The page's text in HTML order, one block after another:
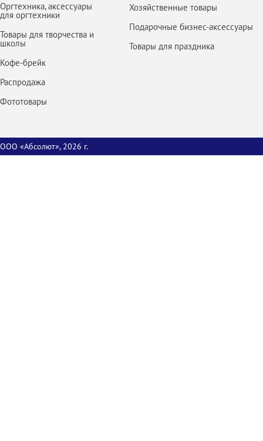
Оргтехника, аксессуары
для оргтехники
Товары для творчества и
школы
Кофе-брейк
Распродажа
Фототовары
Хозяйственные товары
Подарочные бизнес-аксессуары
Товары для праздника
ООО «Абсолют», 2026 г.